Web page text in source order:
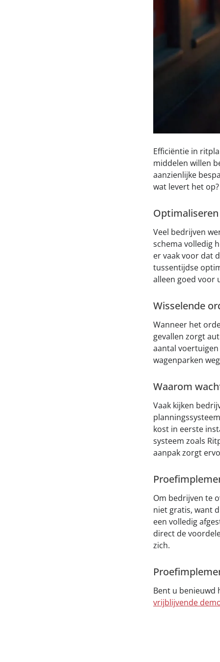
Efficiëntie in
middelen willen
aanzienlijke
wat levert het
Veel bedrijven
schema volledig
er vaak voor dat
tussentijdse
alleen goed voor
Wisselende
Wanneer het
gevallen zorgt
aantal
wagenparken
Waarom
Vaak kijken
kost in eerste
systeem zoals
aanpak zorgt
Om bedrijven te
niet gratis, want
een volledig
direct de
zich.
Bent u benieuwd
vrijblijvende